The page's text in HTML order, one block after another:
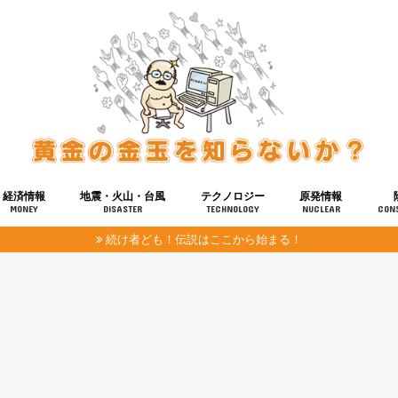
経済情報
MONEY
地震・火山・台風
DISASTER
テクノロジー
TECHNOLOGY
健康
宇宙
原発情報
NUCLEAR
続け者ども！伝説はここから始まる！